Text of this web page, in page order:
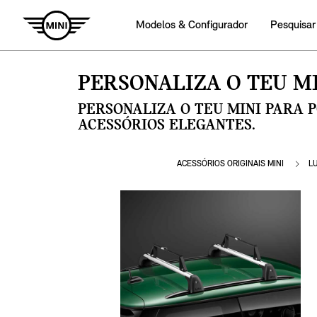
Modelos & Configurador
PERSONALIZA O TEU
PERSONALIZA O TEU MINI PARA
ACESSÓRIOS ELEGANTES.
ACESSÓRIOS ORIGINAIS MINI